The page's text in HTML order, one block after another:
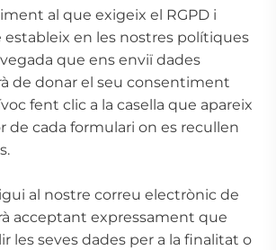
al que exigeix el RGPD i
en les nostres polítiques
que ens enviï dades
de donar el seu consentiment
fent clic a la casella que apareix
de cada formulari on es recullen
al nostre correu electrònic de
acceptant expressament que
les seves dades per a la finalitat o